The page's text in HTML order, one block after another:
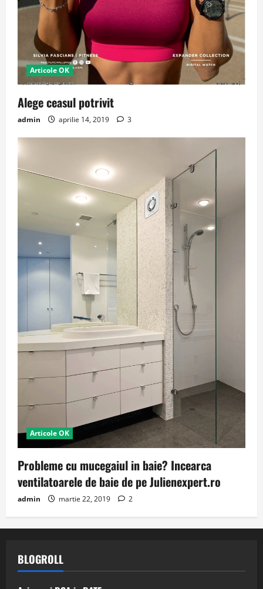
Articole OK
Alege ceasul potrivit
admin aprilie 14, 2019 3
Articole OK
Probleme cu mucegaiul in baie? Incearca
ventilatoarele de baie de pe Julienexpert.ro
admin martie 22, 2019 2
BLOGROLL